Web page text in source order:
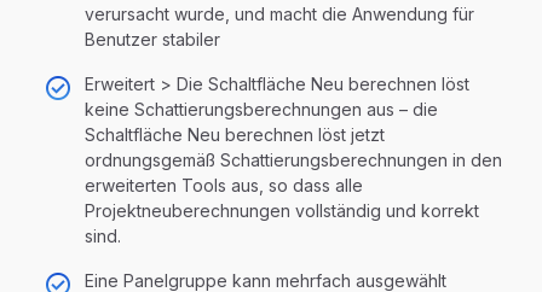
verursacht wurde, und macht die Anwendung für
Benutzer stabiler
Erweitert > Die Schaltfläche Neu berechnen löst
keine Schattierungsberechnungen aus – die
Schaltfläche Neu berechnen löst jetzt
ordnungsgemäß Schattierungsberechnungen in den
erweiterten Tools aus, so dass alle
Projektneuberechnungen vollständig und korrekt
sind.
Eine Panelgruppe kann mehrfach ausgewählt